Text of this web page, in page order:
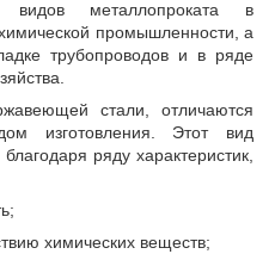
видов металлопроката в
промышленности, а
трубопроводов и в ряде
стали, отличаются
изготовления. Этот вид
ряду характеристик,
химических веществ;